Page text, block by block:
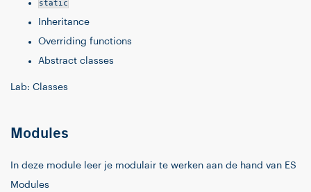
static
Inheritance
Overriding functions
Abstract classes
Lab: Classes
Modules
In deze module leer je modulair te werken aan de hand van ES
Modules